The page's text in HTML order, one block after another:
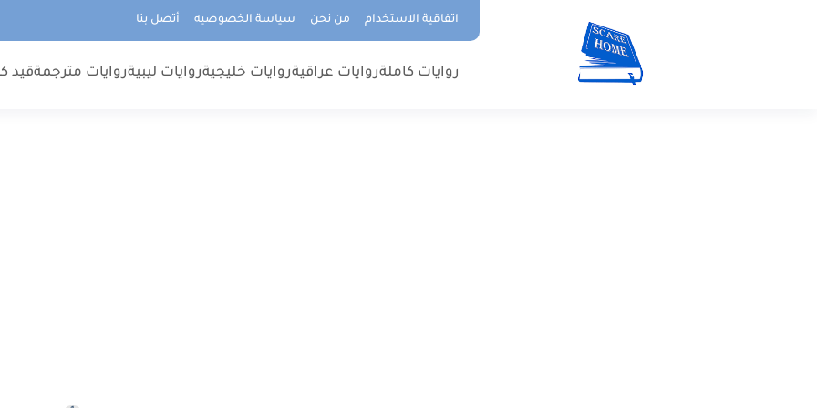
اتفاقية الاستخدام من نحن سياسة الخصوصيه أتصل بنا
روايات كاملةروايات عراقيةروايات خليجيةروايات ليبيةروايات مترجمةقيد